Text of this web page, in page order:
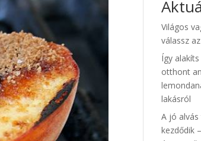
Világos
válassz
Így
otthont
lakásról
A jó
kezdődik